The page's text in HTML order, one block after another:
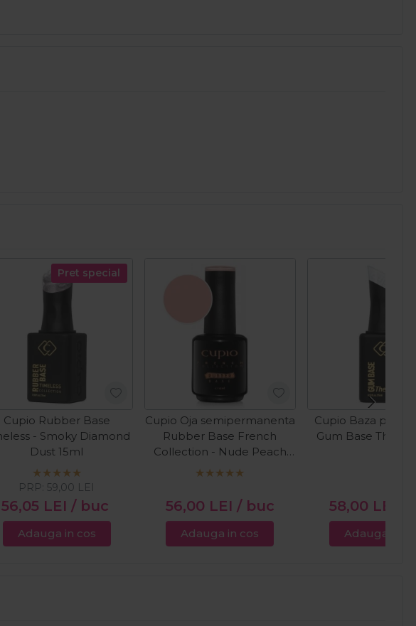
Pret special
Cupio Rubber Base
- Smoky Diamond
Dust 15ml
56,05 LEI / buc
PRP: 59,00 LEI
Adauga in cos
Cupio Oja semipermanenta
Rubber Base French
Collection - Nude Peach
15ml
56,00 LEI / buc
Adauga in cos
Cupio Baza
Gum Base The
58,00 LEI
Adauga in